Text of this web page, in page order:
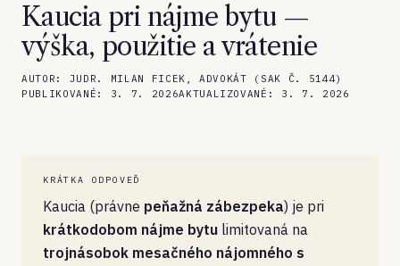
Kaucia pri nájme bytu —
výška, použitie a vrátenie
AUTOR: JUDR. MILAN FICEK, ADVOKÁT (SAK Č. 5144)
PUBLIKOVANÉ:
3. 7. 2026AKTUALIZOVANÉ: 3. 7. 2026
KRÁTKA ODPOVEĎ
Kaucia (právne peňažná zábezpeka) je pri
krátkodobom nájme bytu limitovaná na
trojnásobok mesačného nájomného s